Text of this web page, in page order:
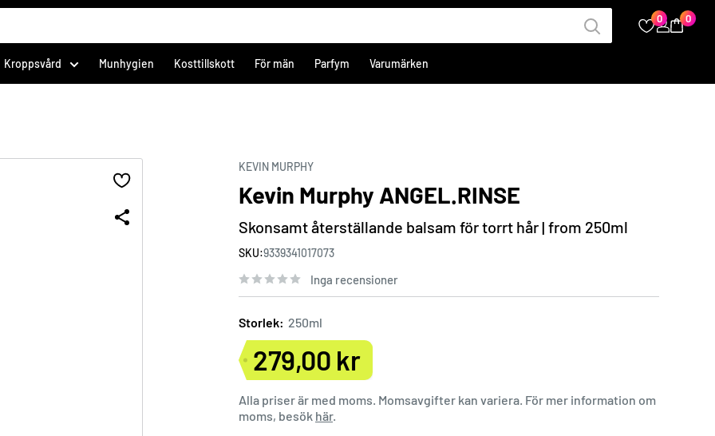
0 0
Kroppsvård Munhygien Kosttillskott För män Parfym Varumärken
KEVIN MURPHY
Kevin Murphy ANGEL.RINSE
Skonsamt återställande balsam för torrt hår | from 250ml
SKU:9339341017073
Inga recensioner
Storlek: 250ml
Försäljningspris
279,00 kr
Alla priser är med moms. Momsavgifter kan variera. För mer information om
moms, besök här.